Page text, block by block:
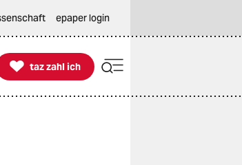
epaper login

taz zahl ich
taz zahl ich